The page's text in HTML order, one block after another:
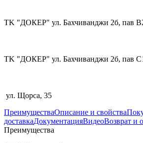
TK "ДОКЕР" ул. Бахчиванджи 2б, пав
TK "ДОКЕР" ул. Бахчиванджи 2б, пав
ул. Щорса, 35
ПреимуществаОписание и свойства
доставкаДокументацияВидеоВозврат и
Преимущества